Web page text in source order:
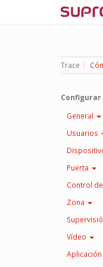
Trace
General
Usuarios
Puerta
Control
Zona
Vídeo